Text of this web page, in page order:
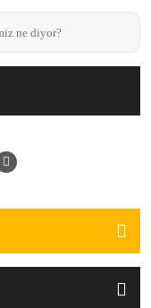
ne diyor?